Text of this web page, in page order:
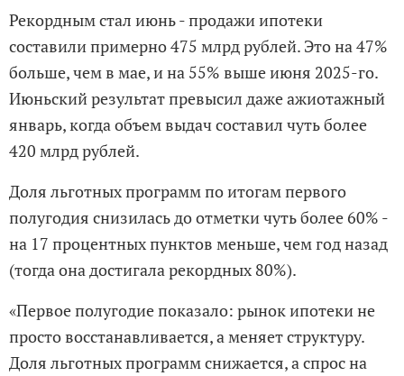
Рекордным стал июнь - продажи ипотеки
составили примерно 475 млрд рублей. Это на 47%
больше, чем в мае, и на 55% выше июня 2025-го.
Июньский результат превысил даже ажиотажный
январь, когда объем выдач составил чуть более
420 млрд рублей.
Доля льготных программ по итогам первого
полугодия снизилась до отметки чуть более 60% -
на 17 процентных пунктов меньше, чем год назад
(тогда она достигала рекордных 80%).
«Первое полугодие показало: рынок ипотеки не
просто восстанавливается, а меняет структуру.
Доля льготных программ снижается, а спрос на